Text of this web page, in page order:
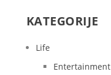
KATEGORIJE
Life
Entertainment